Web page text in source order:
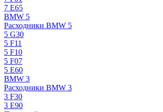
7 E65
BMW 5
Расходники BMW 5
5 G30
5 F11
5 F10
5 F07
5 E60
BMW 3
Расходники BMW 3
3 F30
3 E90